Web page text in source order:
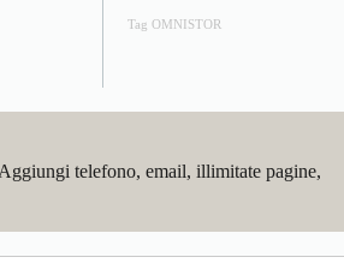
Tag OMNISTOR
telefono, email, illimitate pagine,